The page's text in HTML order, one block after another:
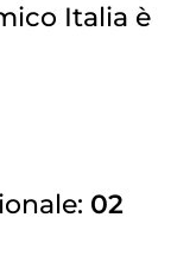
Italia è
02